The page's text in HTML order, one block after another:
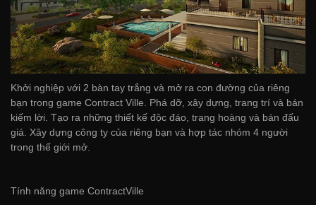
Khởi nghiệp với 2 bàn tay trắng và mở ra con đường của riêng
bạn trong game Contract Ville. Phá dỡ, xây dựng, trang trí và bán
kiếm lời. Tạo ra những thiết kế độc đáo, trang hoàng và bán đấu
giá. Xây dựng công ty của riêng bạn và hợp tác nhóm 4 người
trong thế giới mở.
Tính năng game ContractVille